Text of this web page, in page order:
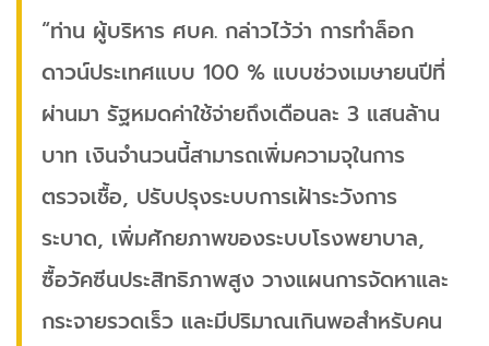
“ท่าน ผู้บริหาร ศบค. กล่าวไว้ว่า การทำล็อก
ดาวน์ประเทศแบบ 100 % แบบช่วงเมษายนปีที่
ผ่านมา รัฐหมดค่าใช้จ่ายถึงเดือนละ 3 แสนล้าน
บาท เงินจำนวนนี้สามารถเพิ่มความจุในการ
ตรวจเชื้อ, ปรับปรุงระบบการเฝ้าระวังการ
ระบาด, เพิ่มศักยภาพของระบบโรงพยาบาล,
ซื้อวัคซีนประสิทธิภาพสูง วางแผนการจัดหาและ
กระจายรวดเร็ว และมีปริมาณเกินพอสำหรับคน